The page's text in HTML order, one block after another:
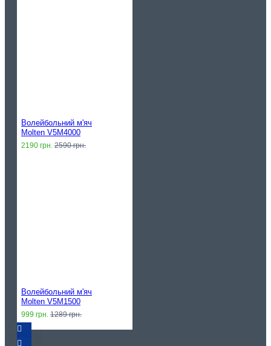
Волейбольний м'яч
Molten V5M4000
2190 грн. 2590 грн.
Волейбольний м'яч
Molten V5M1500
999 грн. 1289 грн.